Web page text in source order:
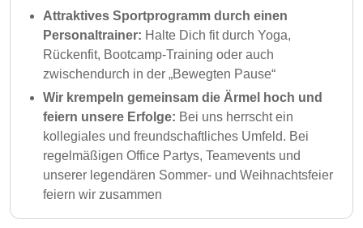
Attraktives Sportprogramm durch einen
Personaltrainer: Halte Dich fit durch Yoga,
Rückenfit, Bootcamp-Training oder auch
zwischendurch in der „Bewegten Pause“
Wir krempeln gemeinsam die Ärmel hoch und
feiern unsere Erfolge: Bei uns herrscht ein
kollegiales und freundschaftliches Umfeld. Bei
regelmäßigen Office Partys, Teamevents und
unserer legendären Sommer- und Weihnachtsfeier
feiern wir zusammen